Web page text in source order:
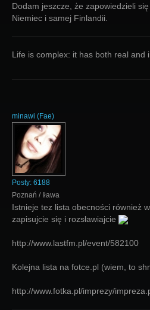
Dodam jeszcze, że zapowiedzieli
Niemiec i samej Finlandii.
Life is complex: it has both real and
minawi (Fae)
Posty: 6188
Poznań / Iława
Istnieje tez lista obecności również
zapisujcie się i rozsławiajcie
http://www.lastfm.pl/event/582100
Kolejna lista na fotce.pl (wiem, to
http://www.fotka.pl/imprezy/